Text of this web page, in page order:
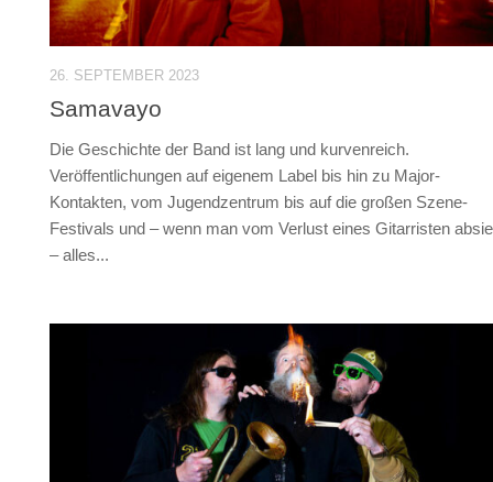
26. SEPTEMBER 2023
Samavayo
Die Geschichte der Band ist lang und kurvenreich.
Veröffentlichungen auf eigenem Label bis hin zu Major-
Kontakten, vom Jugendzentrum bis auf die großen Szene-
Festivals und – wenn man vom Verlust eines Gitarristen
– alles...